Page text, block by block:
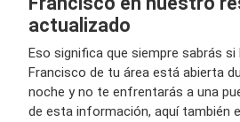
actualizado
Eso significa que siempre sabrás si
Francisco de tu área está abierta
noche y no te enfrentarás a una
de esta información, aquí también